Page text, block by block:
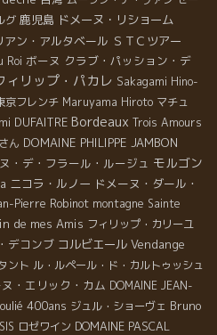
グ 鹿児島 ドメーヌ・リショーム
アン・アルタベール ＳＴＣツアー
Roi ボーヌ クラブ・パッション・デ
ィリップ・パカレ Sakagami Hino-
京フレンチ Maruyama Hiroto マチュ
DUFAITRE Bordeaux Trois Amours
ん DOMAINE PHILIPPE JAMBON
・デ・フラール・ルージュ モルゴン
ニコラ・ルノー ドメーヌ・ダール・
Pierre Robinot montagne Sainte
de mes Amis フィリップ・カリーユ
デコンブ コルビエール Vendange
ント ル・ルペール・ド・カルトゥッシュ
ヌ・エリック・カム DOMAINE JEAN-
400ans ジュル・ショーヴェ Bruno
ロゼワイン DOMAINE PASCAL